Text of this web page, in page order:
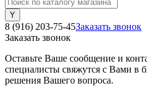
8 (916) 203-75-45Заказать звонок
Заказать звонок
Оставьте Ваше сообщение и
специалисты свяжутся с Вами в
решения Вашего вопроса.